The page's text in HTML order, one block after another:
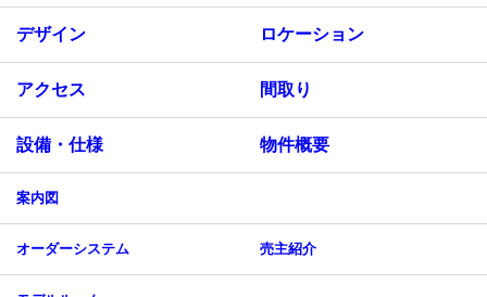
デザイン ロケーション
アクセス 間取り
設備・仕様 物件概要
案内図
オーダーシステム 売主紹介